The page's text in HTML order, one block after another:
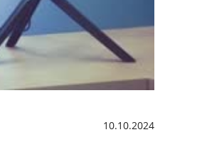
10.10.2024